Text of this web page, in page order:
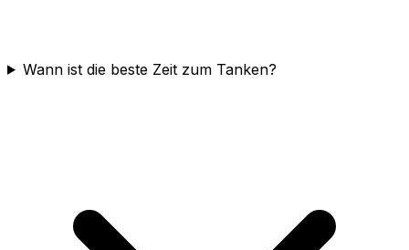
Wann ist die beste Zeit zum Tanken?